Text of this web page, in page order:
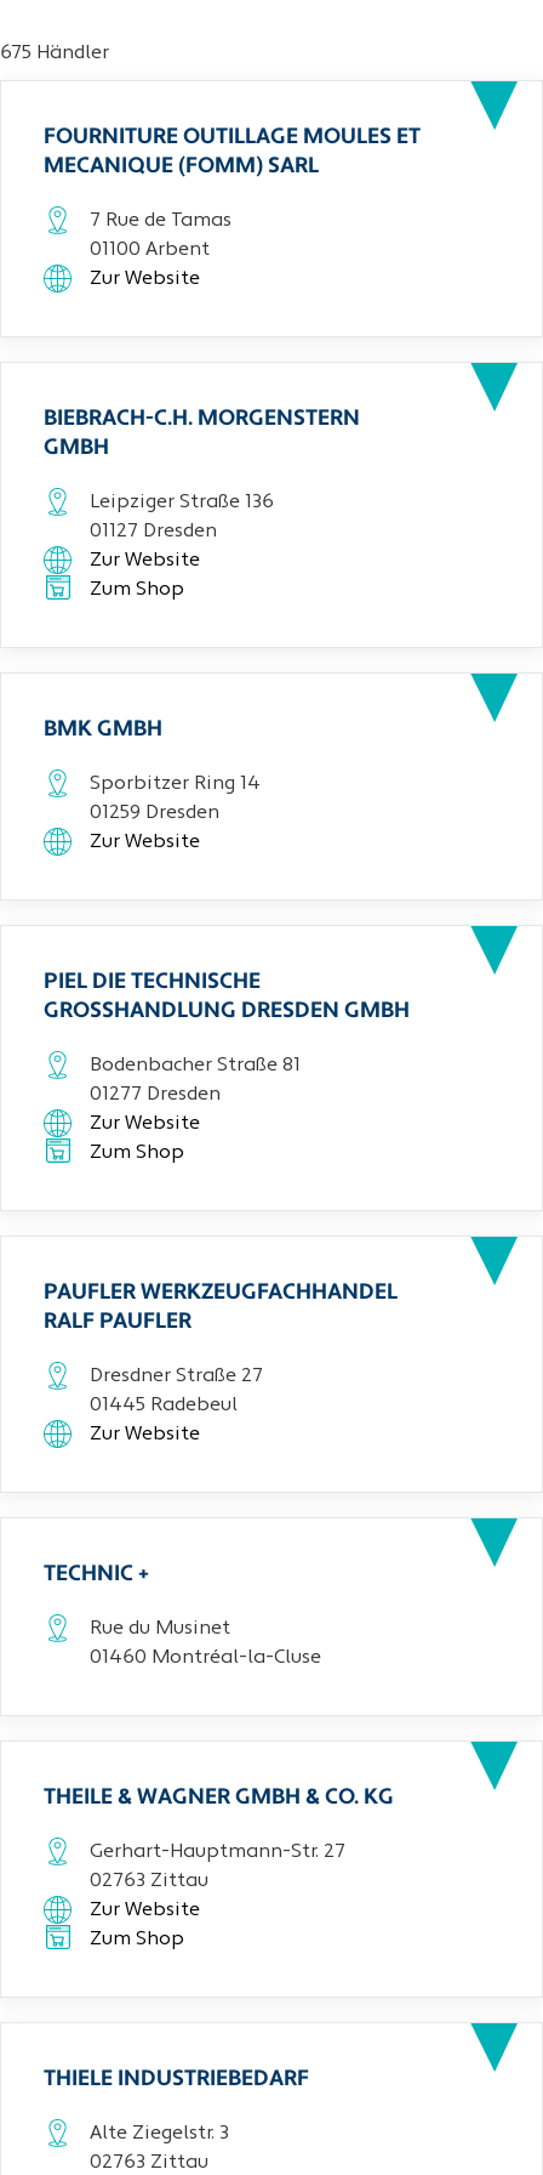
675 Händler
FOURNITURE OUTILLAGE MOULES ET
MECANIQUE (FOMM) SARL
7 Rue de Tamas
01100 Arbent
Zur Website
BIEBRACH-C.H. MORGENSTERN
GMBH
Leipziger Straße 136
01127 Dresden
Zur Website
Zum Shop
BMK GMBH
Sporbitzer Ring 14
01259 Dresden
Zur Website
PIEL DIE TECHNISCHE
GROSSHANDLUNG DRESDEN GMBH
Bodenbacher Straße 81
01277 Dresden
Zur Website
Zum Shop
PAUFLER WERKZEUGFACHHANDEL
RALF PAUFLER
Dresdner Straße 27
01445 Radebeul
Zur Website
TECHNIC +
Rue du Musinet
01460 Montréal-la-Cluse
THEILE & WAGNER GMBH & CO. KG
Gerhart-Hauptmann-Str. 27
02763 Zittau
Zur Website
Zum Shop
THIELE INDUSTRIEBEDARF
Alte Ziegelstr. 3
02763 Zittau